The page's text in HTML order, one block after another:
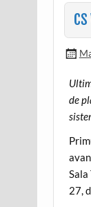
de
27,